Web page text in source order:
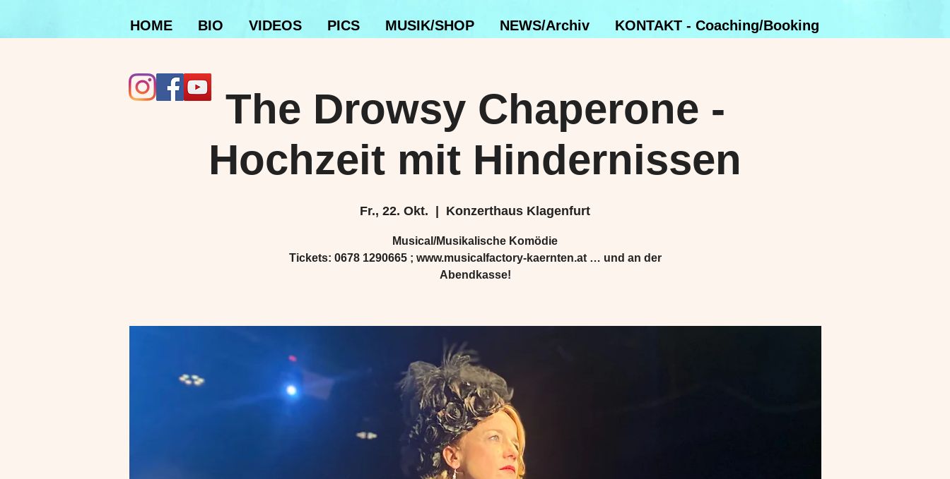
The Drowsy Chaperone -
Hochzeit mit Hindernissen
Fr., 22. Okt. Konzerthaus Klagenfurt
Musical/Musikalische Komödie
Tickets: 0678 1290665 ; www.musicalfactory-kaernten.at … und an der
Abendkasse!
HOME BIO VIDEOS PICS MUSIK/SHOP NEWS/Archiv KONTAKT - Coaching/Booking